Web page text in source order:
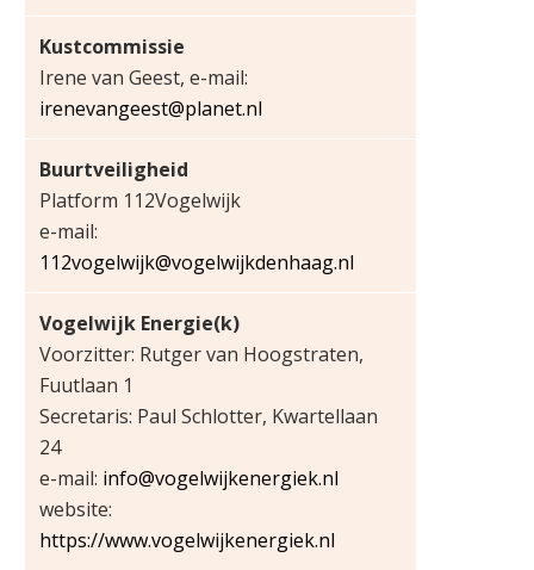
Kustcommissie
Irene van Geest, e-mail:
irenevangeest@planet.nl
Buurtveiligheid
Platform 112Vogelwijk
e-mail:
112vogelwijk@vogelwijkdenhaag.nl
Vogelwijk Energie(k)
Voorzitter: Rutger van Hoogstraten,
Fuutlaan 1
Secretaris: Paul Schlotter, Kwartellaan
24
e-mail: info@vogelwijkenergiek.nl
website:
https://www.vogelwijkenergiek.nl